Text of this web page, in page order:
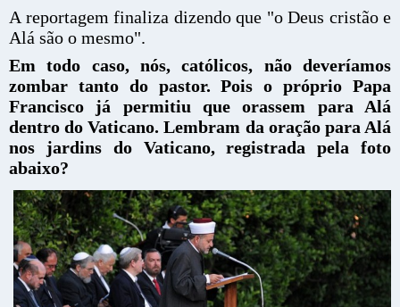
A reportagem finaliza dizendo que "o Deus cristão e
Alá são o mesmo".
Em todo caso, nós, católicos, não deveríamos
zombar tanto do pastor. Pois o próprio Papa
Francisco já permitiu que orassem para Alá
dentro do Vaticano. Lembram da oração para Alá
nos jardins do Vaticano, registrada pela foto
abaixo?